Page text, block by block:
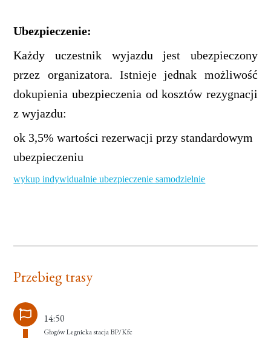
Ubezpieczenie:
Każdy uczestnik wyjazdu jest ubezpieczony
przez organizatora. Istnieje jednak możliwość
dokupienia ubezpieczenia od kosztów rezygnacji
z wyjazdu:
ok 3,5% wartości rezerwacji przy standardowym
ubezpieczeniu
wykup indywidualnie ubezpieczenie samodzielnie
Przebieg trasy
14:50
Głogów Legnicka stacja BP/Kfc